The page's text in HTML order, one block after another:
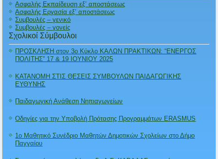
Ασφαλής Εκπαίδευση εξ’ αποστάσεως
Ασφαλής Εργασία εξ’ αποστάσεως
Συμβουλές – γενικό
Συμβουλές – γονείς
Σχολικοί Σύμβουλοι
ΠΡΟΣΚΛΗΣΗ στον 3ο Κύκλο ΚΑΛΩΝ ΠΡΑΚΤΙΚΩΝ: “ΕΝΕΡΓΟΣ
ΠΟΛΙΤΗΣ” 17 & 19 ΙΟΥΝΙΟΥ 2025
ΚΑΤΑΝΟΜΗ ΣΤΙΣ ΘΕΣΕΙΣ ΣΥΜΒΟΥΛΩΝ ΠΑΙΔΑΓΩΓΙΚΗΣ
ΕΥΘΥΝΗΣ
Παιδαγωγική Ανάθεση Νηπιαγωγείων
Οδηγίες για την Υποβολή Πρότασης Προγραμμάτων ERASMUS
1ο Μαθητικό Συνέδριο Μαθητών Δημοτικών Σχολείων στο Δήμο
Παγγαίου